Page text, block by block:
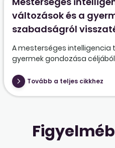
változások és a
szabadságról
A mesterséges intelligencia
gyermek gondozása
Tovább a teljes cikkhez